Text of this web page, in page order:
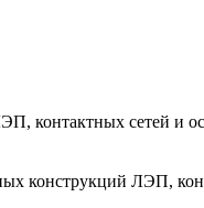
контактных сетей и
конструкций ЛЭП,